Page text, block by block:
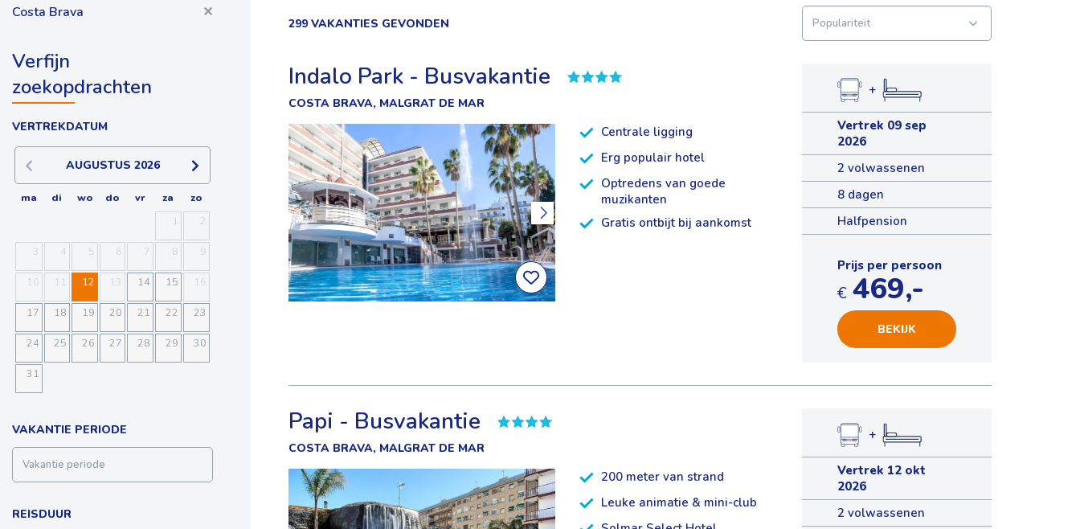
Costa Brava ✕
Verfijn
zoekopdrachten
VERTREKDATUM
AUGUSTUS 2026
ma di wo do vr za
zo
1
2
3 4 5 6 7 8 9
10 11 12 13 14 15 16
17 18 19 20 21 22 23
24 25 26 27 28 29 30
31
VAKANTIE PERIODE
REISDUUR
299 VAKANTIES GEVONDEN
Indalo Park - Busvakantie
COSTA BRAVA, MALGRAT DE MAR
Centrale ligging
Erg populair hotel
Optredens van goede
muzikanten
Gratis ontbijt bij aankomst
+
Vertrek 09 sep
2026
2 volwassenen
8 dagen
Halfpension
Prijs per persoon
€ 469,-
BEKIJK
Papi - Busvakantie
COSTA BRAVA, MALGRAT DE MAR
200 meter van strand
Leuke animatie & mini-club
+
Vertrek 12 okt
2026
2 volwassenen